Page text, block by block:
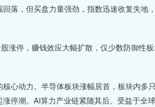
落，但买盘力量强劲，指数迅速收复失地
涨停，赚钱效应大幅扩散，仅少数防御性
心动力。半导体板块涨幅居首，板块内多
停潮。AI算力产业链紧随其后。受益于全